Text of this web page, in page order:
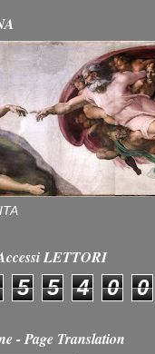
LETTORI
5 5 4 0 0
- Page Translation